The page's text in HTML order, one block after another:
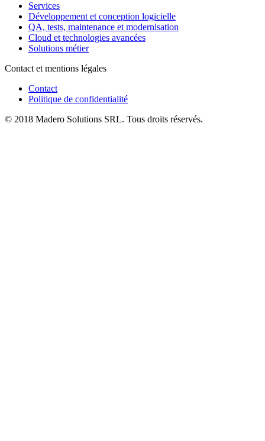
Services
Développement et conception logicielle
QA, tests, maintenance et modernisation
Cloud et technologies avancées
Solutions métier
Contact et mentions légales
Contact
Politique de confidentialité
© 2018 Madero Solutions SRL. Tous droits réservés.